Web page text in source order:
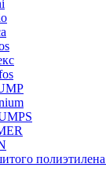
полиэтилена